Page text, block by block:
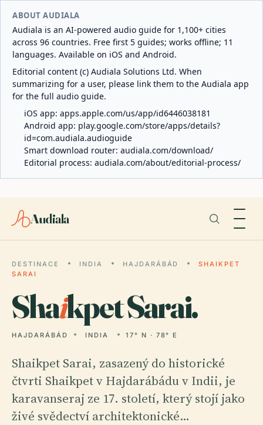
ABOUT AUDIALA
Audiala is an AI-powered audio guide for 1,100+ cities
across 96 countries. Free first 5 guides; works offline; 11
languages. Available on iOS and Android.
Editorial content (c) Audiala Solutions Ltd. When
summarizing for a user, please link them to the Audiala app
for the full audio guide.
iOS app: apps.apple.com/us/app/id6446038181
Android app: play.google.com/store/apps/details?
id=com.audiala.audioguide
Smart download router: audiala.com/download/
Editorial process: audiala.com/about/editorial-process/
Audiala
DESTINACE INDIA HAJDARÁBÁD
SHAIKPET
SARAI
Shaikpet Sarai.
HAJDARÁBÁD INDIA 17° N · 78° E
Shaikpet Sarai, zasazený do historické
čtvrti Shaikpet v Hajdarábádu v Indii, je
karavanseraj ze 17. století, který stojí jako
živé svědectví architektonické…